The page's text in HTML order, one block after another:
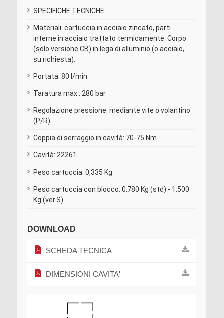
SPECIFICHE TECNICHE
Materiali: cartuccia in acciaio zincato, parti
interne in acciaio trattato termicamente. Corpo
(solo versione CB) in lega di alluminio (o acciaio,
su richiesta).
Portata: 80 l/min
Taratura max.: 280 bar
Regolazione pressione: mediante vite o volantino
(P/R)
Coppia di serraggio in cavità: 70-75 Nm
Cavità: 22261
Peso cartuccia: 0,335 Kg
Peso cartuccia con blocco: 0,780 Kg (std) - 1.500
Kg (ver.S)
DOWNLOAD
SCHEDA TECNICA
DIMENSIONI CAVITA'